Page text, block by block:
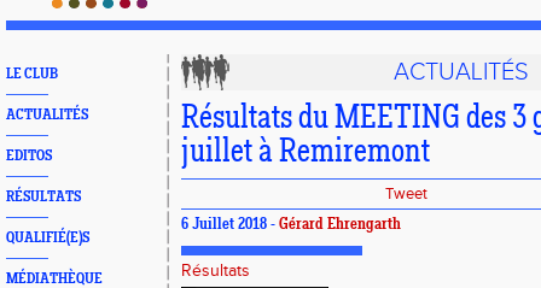
LE CLUB
ACTUALITÉS
EDITOS
RÉSULTATS
QUALIFIÉ(E)S
MÉDIATHÈQUE
ACTUALITÉS
Résultats du MEETING des 3
juillet à Remiremont
Tweet
6 Juillet 2018 - Gérard Ehrengarth
Résultats